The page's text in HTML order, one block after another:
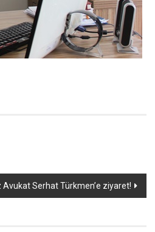
Serhat Türkmen’e ziyaret!